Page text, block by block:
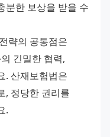
분한 보상을 받을 수
략의 공통점은
긴밀한 협력,
. 산재보험법은
, 정당한 권리를
.